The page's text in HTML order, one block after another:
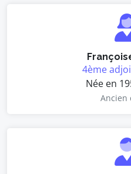
4ème
Née en
Ancien